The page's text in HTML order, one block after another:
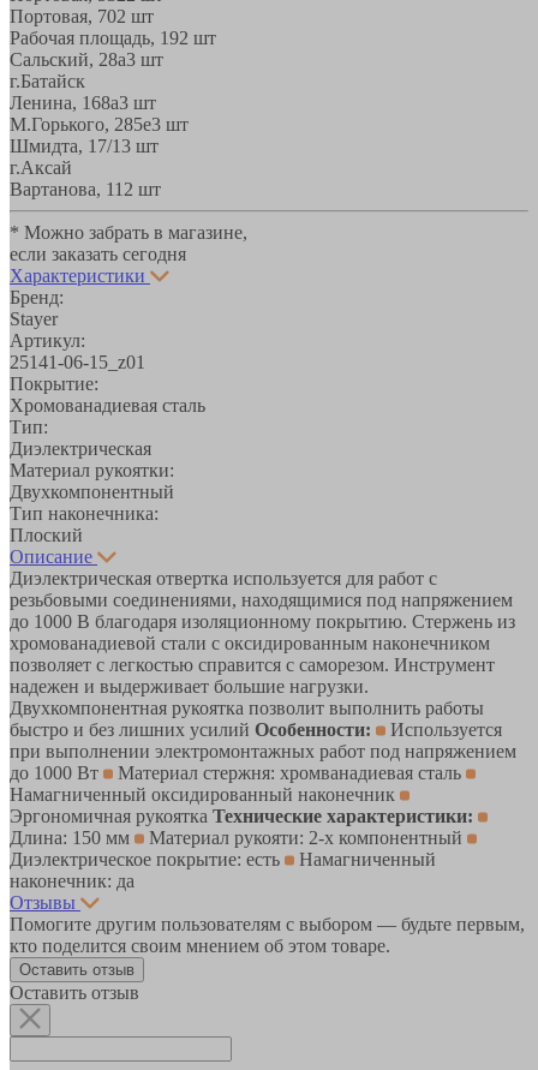
Портовая, 702 шт
Рабочая площадь, 192 шт
Сальский, 28a3 шт
г.Батайск
Ленина, 168а3 шт
М.Горького, 285е3 шт
Шмидта, 17/13 шт
г.Аксай
Вартанова, 11 2 шт
* Можно забрать в магазине,
если заказать сегодня
Характеристики
Бренд:
Stayer
Артикул:
25141-06-15_z01
Покрытие:
Хромованадиевая сталь
Тип:
Диэлектрическая
Материал рукоятки:
Двухкомпонентный
Тип наконечника:
Плоский
Описание
Диэлектрическая отвертка используется для работ с
резьбовыми соединениями, находящимися под напряжением
до 1000 В благодаря изоляционному покрытию. Стержень из
хромованадиевой стали с оксидированным наконечником
позволяет с легкостью справится с саморезом. Инструмент
надежен и выдерживает большие нагрузки.
Двухкомпонентная рукоятка позволит выполнить работы
быстро и без лишних усилий Особенности:
Используется
при выполнении электромонтажных работ под напряжением
до 1000 Вт
Материал стержня: хромванадиевая сталь
Намагниченный оксидированный наконечник
Эргономичная рукоятка Технические характеристики:
Длина: 150 мм
Материал рукояти: 2-х компонентный
Диэлектрическое покрытие: есть
Намагниченный
наконечник: да
Отзывы
Помогите другим пользователям с выбором — будьте первым,
кто поделится своим мнением об этом товаре.
Оставить отзыв
Оставить отзыв